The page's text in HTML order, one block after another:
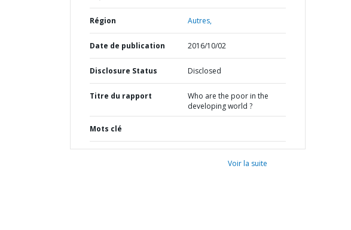
Région Autres,
Date de publication 2016/10/02
Disclosure Status Disclosed
Titre du rapport
Who are the poor in the
developing world ?
Mots clé
Voir la suite